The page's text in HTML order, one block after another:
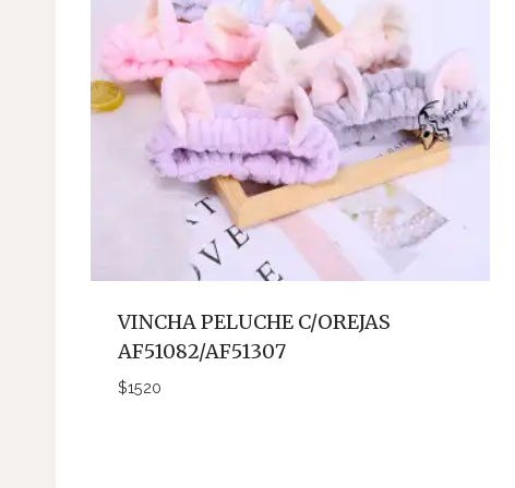
VINCHA PELUCHE C/OREJAS
AF51082/AF51307
$1520